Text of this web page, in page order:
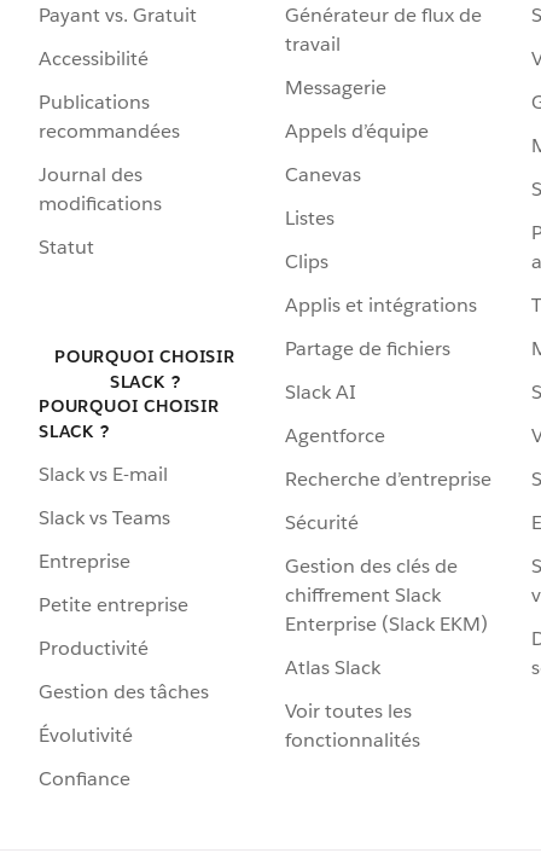
Payant vs. Gratuit
Accessibilité
Publications
recommandées
Journal des
modifications
Statut
POURQUOI CHOISIR
SLACK ?
POURQUOI CHOISIR
SLACK ?
Slack vs E-mail
Slack vs Teams
Entreprise
Petite entreprise
Productivité
Gestion des tâches
Évolutivité
Confiance
Générateur de flux de
travail
Messagerie
Appels d’équipe
Canevas
Listes
Clips
Applis et intégrations
Partage de fichiers
Slack AI
Agentforce
Recherche d’entreprise
Sécurité
Gestion des clés de
chiffrement Slack
Enterprise (Slack EKM)
Atlas Slack
Voir toutes les
fonctionnalités